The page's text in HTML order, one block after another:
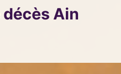
Ain